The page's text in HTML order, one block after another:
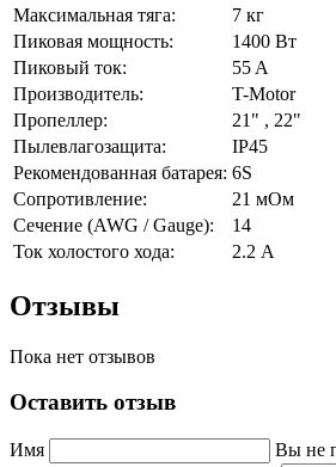
Максимальная тяга:
7 кг
Пиковая мощность:
1400 Вт
Пиковый ток:
55 A
Производитель:
T-Motor
Пропеллер:
21" , 22"
Пылевлагозащита:
IP45
Рекомендованная батарея: 6S
Сопротивление:
21 мОм
Сечение (AWG / Gauge):
14
Ток холостого хода:
2.2 А
Отзывы
Пока нет отзывов
Оставить отзыв
Имя
Вы не